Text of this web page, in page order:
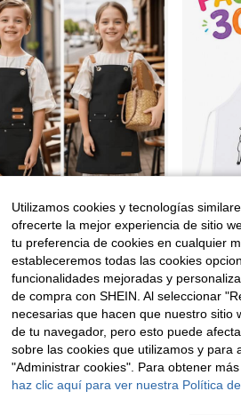
1 pieza Delantal de lona reforzado, delantal impermeable para cocinar, cafetería, cafetería, industria de catering, adecuado para pintura, manualidades, uso doméstico y de cocina
Almacén
25,49€
4-5
Utilizamos cookies y tecnologías
ofrecerte la mejor experiencia de sitio
tu preferencia de cookies en cualquier
estableceremos todas las cookies
funcionalidades mejoradas y
de compra con SHEIN. Al seleccionar
necesarias que hacen que nuestro sitio
de tu navegador, pero esto puede
sobre las cookies que utilizamos y para
"Administrar cookies". Para obtener
haz clic aquí para ver nuestra Política de